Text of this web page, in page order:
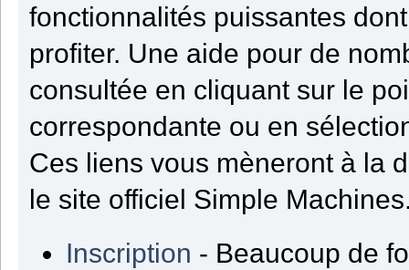
fonctionnalités puissantes
profiter. Une aide pour de
consultée en cliquant sur le
correspondante ou en
Ces liens vous mèneront à la
le site officiel Simple
Inscription - Beaucoup de